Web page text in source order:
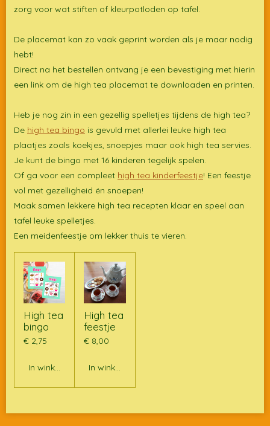
zorg voor wat stiften of kleurpotloden op tafel.
De placemat kan zo vaak geprint worden als je maar nodig
hebt!
Direct na het bestellen ontvang je een bevestiging met hierin
een link om de high tea placemat te downloaden en printen.
Heb je nog zin in een gezellig spelletjes tijdens de high tea?
De high tea bingo is gevuld met allerlei leuke high tea
plaatjes zoals koekjes, snoepjes maar ook high tea servies.
Je kunt de bingo met 16 kinderen tegelijk spelen.
Of ga voor een compleet high tea kinderfeestje! Een feestje
vol met gezelligheid én snoepen!
Maak samen lekkere high tea recepten klaar en speel aan
tafel leuke spelletjes.
Een meidenfeestje om lekker thuis te vieren.
High tea
bingo
€ 2,75
In winkelwagen
High tea
feestje
€ 8,00
In winkelwagen